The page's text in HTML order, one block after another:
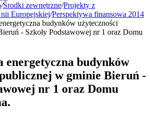
/Środki zewnętrzne/Projekty z
Europejskiej/Perspektywa finansowa 2014
budynków użyteczności
- Szkoły Podstawowej nr 1 oraz Domu
energetyczna budynków
w gminie Bieruń -
nr 1 oraz Domu